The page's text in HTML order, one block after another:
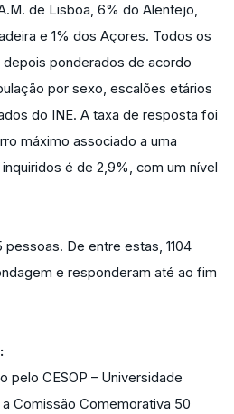
de Lisboa, 6% do Alentejo,
e 1% dos Açores. Todos os
ponderados de acordo
por sexo, escalões etários
do INE. A taxa de resposta foi
máximo associado a uma
é de 2,9%, com um nível
De entre estas, 1104
e responderam até ao fim
pelo CESOP – Universidade
Comissão Comemorativa 50